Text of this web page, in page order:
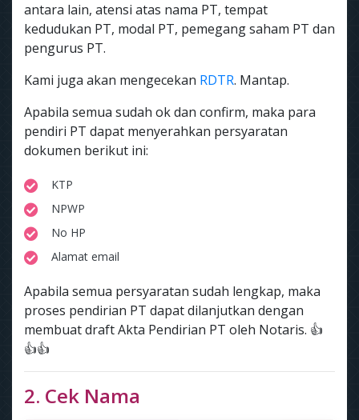
antara lain, atensi atas nama PT, tempat
kedudukan PT, modal PT, pemegang saham PT dan
pengurus PT.
Kami juga akan mengecekan RDTR. Mantap.
Apabila semua sudah ok dan confirm, maka para
pendiri PT dapat menyerahkan persyaratan
dokumen berikut ini:
KTP
NPWP
No HP
Alamat email
Apabila semua persyaratan sudah lengkap, maka
proses pendirian PT dapat dilanjutkan dengan
membuat draft Akta Pendirian PT oleh Notaris. 👍
👍👍
2. Cek Nama